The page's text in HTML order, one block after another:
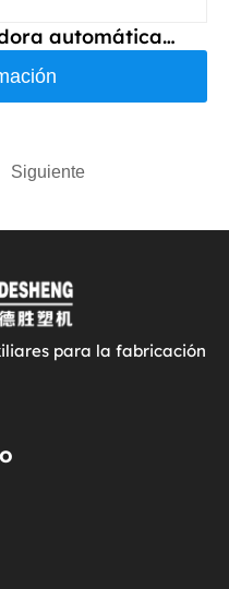
automática
NI
Siguiente
para la fabricación